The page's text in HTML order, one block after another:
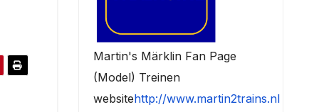
Martin's Märklin Fan Page
(Model) Treinen
websitehttp://www.martin2trains.nl